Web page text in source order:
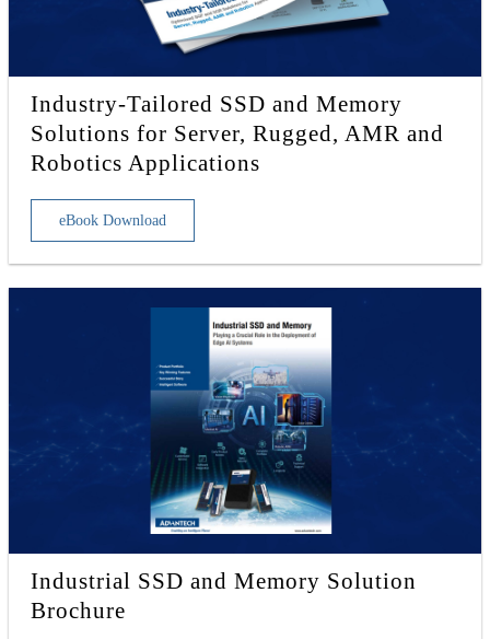
Industry-Tailored SSD and Memory
Solutions for Server, Rugged, AMR and
Robotics Applications
eBook Download
Industrial SSD and Memory Solution
Brochure